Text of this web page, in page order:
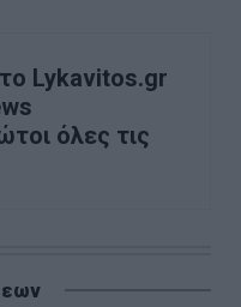
Lykavitos.gr
όλες τις